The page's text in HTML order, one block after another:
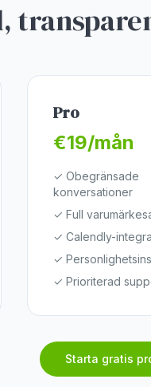
Pro
€19/mån
✓Obegränsade
konversationer
✓Full
✓Calendly-
✓
✓Prioriterad
Starta gratis